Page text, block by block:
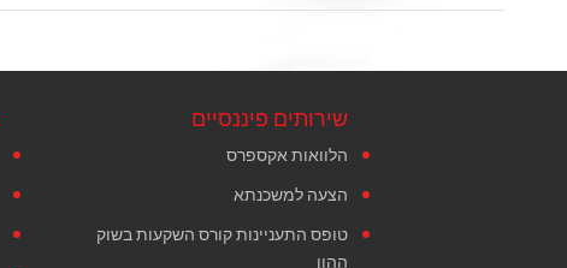
שירותים פיננסיים
הלוואות אקספרס
הצעה למשכנתא
טופס התעניינות קורס השקעות בשוק
ההון